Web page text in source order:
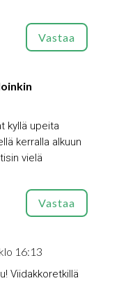
Vastaa
kyllä upeita
kerralla alkuun
vielä
Vastaa
16:13
Viidakkoretkillä